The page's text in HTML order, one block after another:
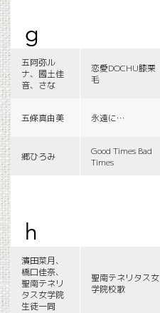
g
五阿弥ル
ナ、國土佳
音、さな
恋愛DOCHU膝栗
毛
五條真由美 永遠に…
郷ひろみ
Good Times Bad
Times
h
濱田菜月、
橋口佳奈、
聖南テネリ
タス女学院
生徒一同
聖南テネリタス女
学院校歌